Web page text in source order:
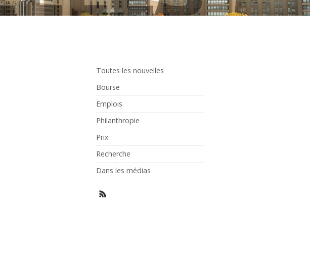
Toutes les nouvelles
Bourse
Emplois
Philanthropie
Prix
Recherche
Dans les médias